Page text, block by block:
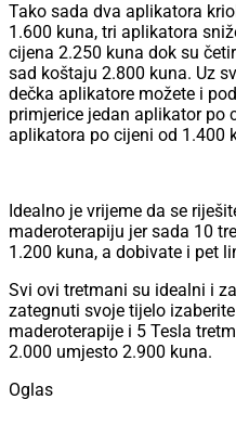
Tako sada dva aplikatora
1.600 kuna, tri aplikatora
cijena 2.250 kuna dok su
sad koštaju 2.800 kuna. Uz
dečka aplikatore možete i
primjerice jedan aplikator po
aplikatora po cijeni od 1.400
Idealno je vrijeme da se
maderoterapiju jer sada 10
1.200 kuna, a dobivate i pet
Svi ovi tretmani su idealni i
zategnuti svoje tijelo
maderoterapije i 5 Tesla
2.000 umjesto 2.900 kuna.
Oglas